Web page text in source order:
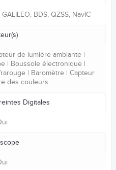
BDS, QZSS, NavIC
de lumière ambiante |
| Boussole électronique |
| Baromètre | Capteur
des couleurs
Digitales